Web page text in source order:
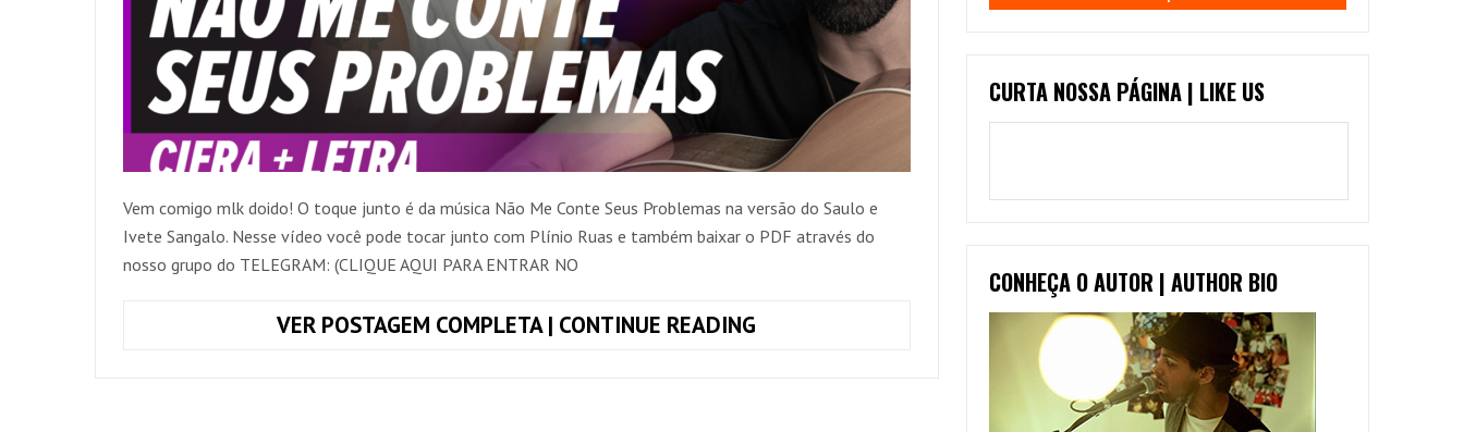
Vem comigo mlk doido! O toque junto é da música Não Me Conte Seus Problemas na versão do Saulo e
Ivete Sangalo. Nesse vídeo você pode tocar junto com Plínio Ruas e também baixar o PDF através do
nosso grupo do TELEGRAM: (CLIQUE AQUI PARA ENTRAR NO
VER POSTAGEM COMPLETA | CONTINUE READING
CURTA NOSSA PÁGINA | LIKE US
CONHEÇA O AUTOR | AUTHOR BIO